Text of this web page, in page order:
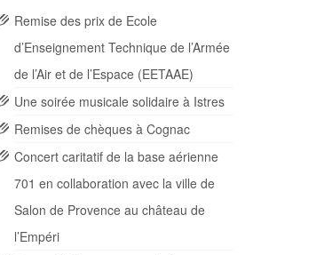
Remise des prix de Ecole
d’Enseignement Technique de l’Armée
de l’Air et de l’Espace (EETAAE)
Une soirée musicale solidaire à Istres
Remises de chèques à Cognac
Concert caritatif de la base aérienne
701 en collaboration avec la ville de
Salon de Provence au château de
l’Empéri